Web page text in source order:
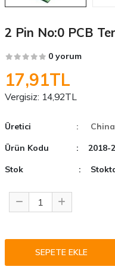
2 Pin No:0 PCB
0 yorum
17,91TL
Vergisiz: 14,92TL
Üretici
: China
Ürün Kodu
: 2018-
Stok
: